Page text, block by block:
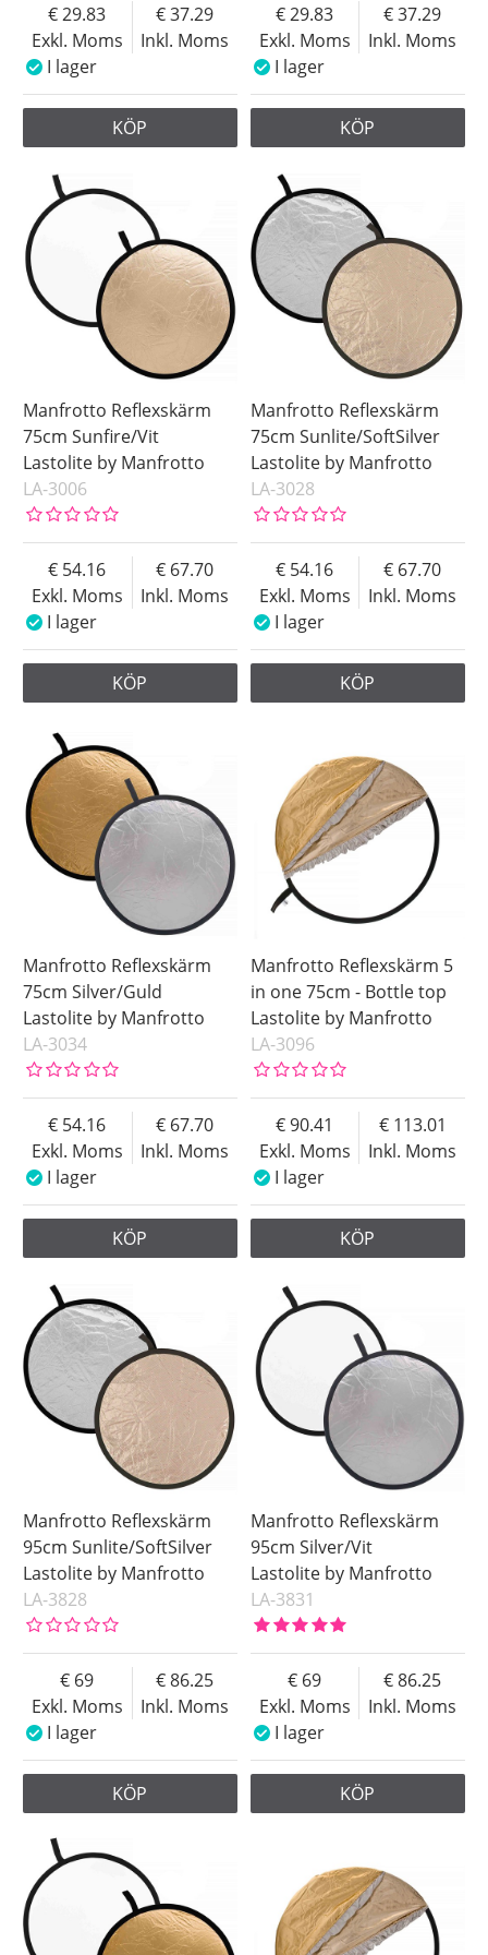
Exkl. Moms
29.83
Inkl. Moms
37.29
I lager
KÖP
Exkl. Moms
29.83
Inkl. Moms
37.29
I lager
KÖP
Manfrotto Reflexskärm
75cm Sunfire/Vit
Lastolite by Manfrotto
LA-3006
Exkl. Moms
54.16
Inkl. Moms
67.70
I lager
KÖP
Manfrotto Reflexskärm
75cm Sunlite/SoftSilver
Lastolite by Manfrotto
LA-3028
Exkl. Moms
54.16
Inkl. Moms
67.70
I lager
KÖP
Manfrotto Reflexskärm
75cm Silver/Guld
Lastolite by Manfrotto
LA-3034
Exkl. Moms
54.16
Inkl. Moms
67.70
I lager
KÖP
Manfrotto Reflexskärm 5
in one 75cm - Bottle top
Lastolite by Manfrotto
LA-3096
Exkl. Moms
90.41
Inkl. Moms
113.01
I lager
KÖP
Manfrotto Reflexskärm
95cm Sunlite/SoftSilver
Lastolite by Manfrotto
LA-3828
Exkl. Moms
69
Inkl. Moms
86.25
I lager
KÖP
Manfrotto Reflexskärm
95cm Silver/Vit
Lastolite by Manfrotto
LA-3831
Exkl. Moms
69
Inkl. Moms
86.25
I lager
KÖP